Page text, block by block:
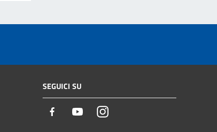
SEGUICI SU
Facebook YoutubeInstagram